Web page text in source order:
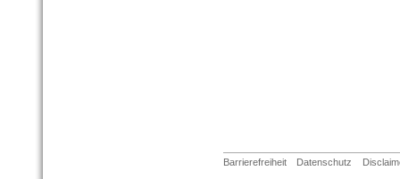
Barrierefreiheit Datenschutz